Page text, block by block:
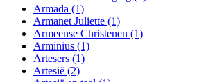
Armada (1)
Armanet Juliette (1)
Armeense Christenen (1)
Arminius (1)
Artesers (1)
Artesië (2)